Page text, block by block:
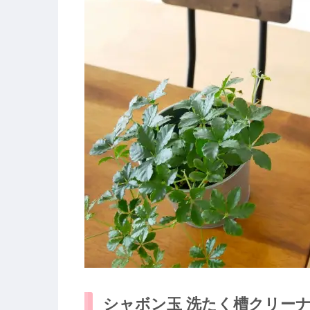
シャボン玉 洗たく槽クリー